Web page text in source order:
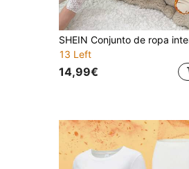
13 Left
14,99€